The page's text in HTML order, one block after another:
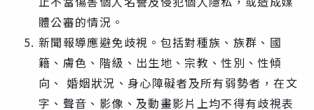
體公審的情況。
新聞報導應避免歧視。包括對種族、族群、國
籍、膚色、階級、出生地、宗教、性別、性傾
向、 婚姻狀況、身心障礙者及所有弱勢者，在文
字、聲音、影像、及動畫影片上均不得有歧視表